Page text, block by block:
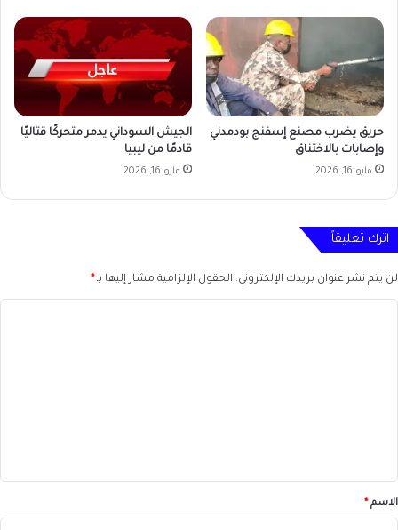
حريق يضرب مصنع إسفنج بودمدني
وإصابات بالاختناق
مايو 16, 2026
الجيش السوداني يدمر متحركًا قتاليًا
قادمًا من ليبيا
مايو 16, 2026
اترك تعليقاً
لن يتم نشر عنوان بريدك الإلكتروني. الحقول الإلزامية مشار إليها بـ *
*الاسم *